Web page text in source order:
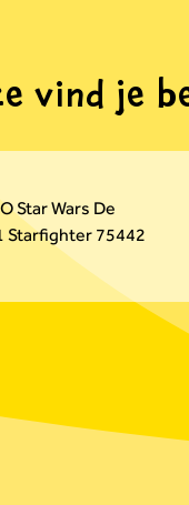
vind je
Star Wars De
Starfighter 75442